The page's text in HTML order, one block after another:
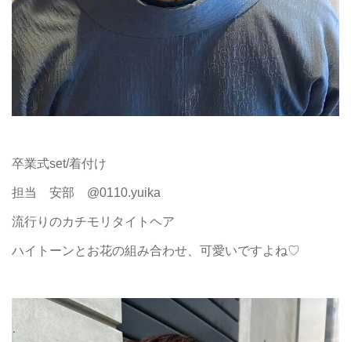
卒業式set/着付け
担当 安部 @0110.yuika
流行りのカチモリタイトヘア
ハイトーンとお花の組み合わせ、可愛いですよね♡